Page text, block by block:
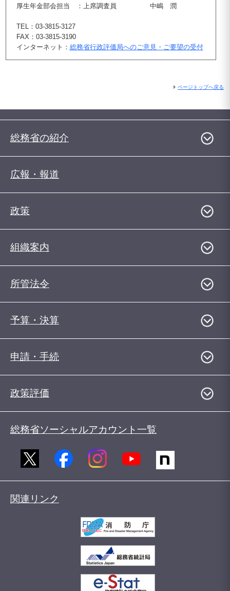
厚生年金部会担当 ：上席調査員 中嶋 潤
TEL：03-3815-3127
FAX：03-3815-3190
インターネット： 総務省行政評価局へのご意見・ご要望の受付
ページトップへ戻る
総務省の紹介
広報・報道
政策
組織案内
所管法令
予算・決算
申請・手続
政策評価
総務省ソーシャルアカウント一覧
関連リンク